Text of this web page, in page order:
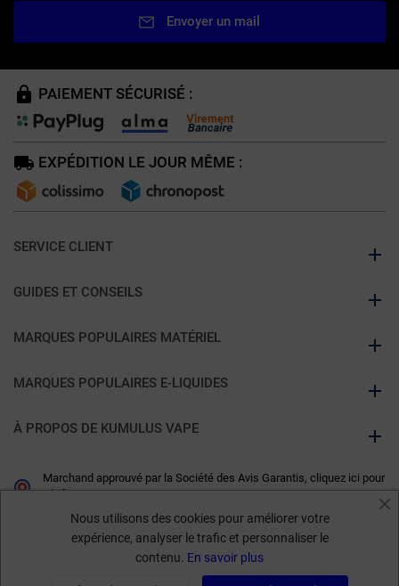
Envoyer un mail
PAIEMENT SÉCURISÉ :
EXPÉDITION LE JOUR MÊME :
SERVICE CLIENT
GUIDES ET CONSEILS
MARQUES POPULAIRES MATÉRIEL
MARQUES POPULAIRES E-LIQUIDES
À PROPOS DE KUMULUS VAPE
Marchand approuvé par la Société des Avis Garantis, cliquez ici pour
vérifier.
Nous utilisons des cookies pour améliorer votre
expérience, analyser le trafic et personnaliser le
contenu. En savoir plus